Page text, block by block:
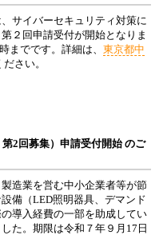
サイバーセキュリティ対策に
２回申請受付が開始となりま
までです。詳細は、 東京都中
さい。
2回募集）申請受付開始 のご
造業を営む中小企業者等が節
備（LED照明器具、デマンド
導入経費の一部を助成してい
た。期限は令和７年９月17日